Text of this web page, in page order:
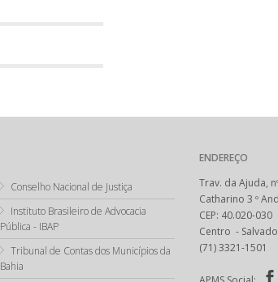
Conselho Nacional de Justiça
Instituto Brasileiro de Advocacia
Pública - IBAP
Tribunal de Contas dos Municípios da
Bahia
ENDEREÇO
Trav. da Ajuda,
Catharino 3 º
CEP: 40.020-030
Centro -
(71) 3321-1501